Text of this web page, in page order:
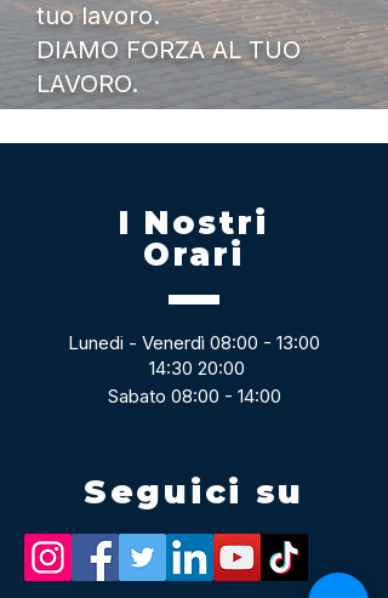
tuo lavoro.
DIAMO FORZA AL TUO
LAVORO.
I Nostri
Orari
Lunedi - Venerdì 08:00 - 13:00
14:30 20:00
Sabato 08:00 - 14:00
Seguici su